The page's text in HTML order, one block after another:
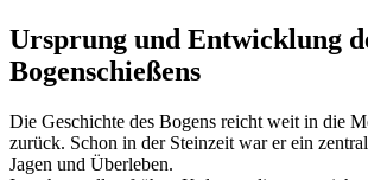
Ursprung und Entwicklung
Bogenschießens
Die Geschichte des Bogens reicht weit in die
zurück. Schon in der Steinzeit war er ein
Jagen und Überleben.